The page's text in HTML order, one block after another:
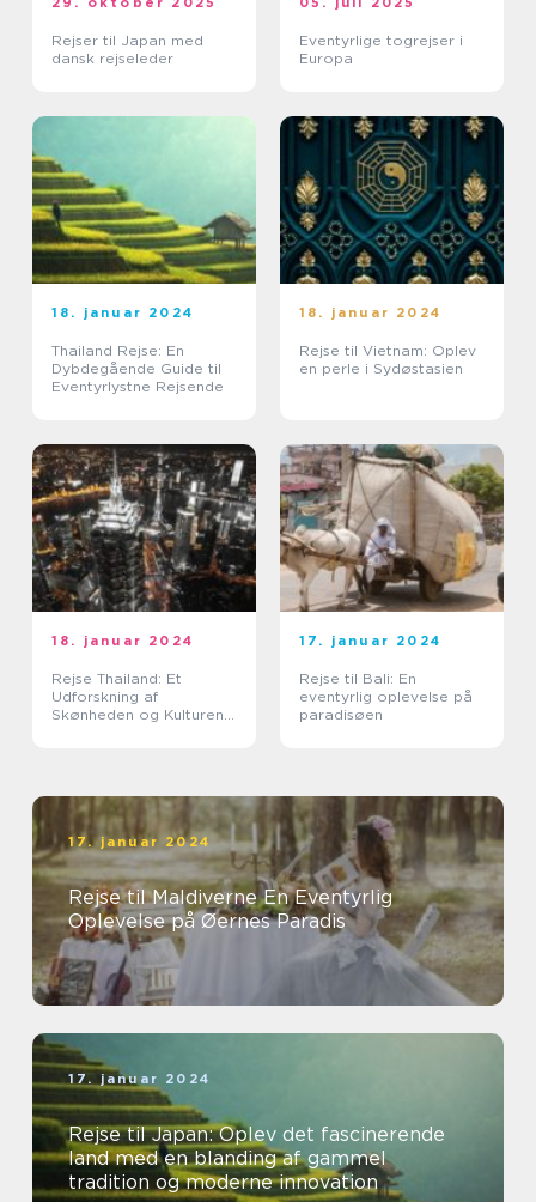
Rejser til Japan med
dansk rejseleder
Eventyrlige togrejser i
Europa
18. januar 2024
Thailand Rejse: En
Dybdegående Guide til
Eventyrlystne Rejsende
18. januar 2024
Rejse til Vietnam: Oplev
en perle i Sydøstasien
18. januar 2024
Rejse Thailand: Et
Udforskning af
Skønheden og Kulturen i
17. januar 2024
Rejse til Bali: En
eventyrlig oplevelse på
paradisøen
17. januar 2024
Rejse til Maldiverne En Eventyrlig
Oplevelse på Øernes Paradis
17. januar 2024
Rejse til Japan: Oplev det fascinerende
land med en blanding af gammel
tradition og moderne innovation